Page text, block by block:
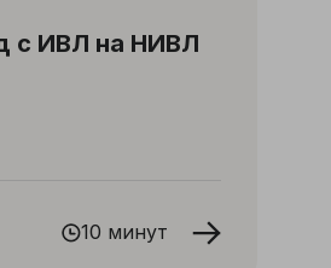
с ИВЛ на НИВЛ
10 минут